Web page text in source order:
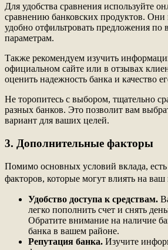
Для удобства сравнения используйте
сравнению банковских продуктов. Они
удобно отфильтровать предложения по
параметрам.
Также рекомендуем изучить
официальном сайте или в отзывах
оценить надежность банка и качество
Не торопитесь с выбором, тщательно
разных банков. Это позволит вам
вариант для ваших целей.
3. Дополнительные факторы
Помимо основных условий вклада, есть
факторов, которые могут влиять на ваш
Удобство доступа к средствам.
легко пополнить счет и снять
Обратите внимание на наличие
банка в вашем районе.
Репутация банка. Изучите